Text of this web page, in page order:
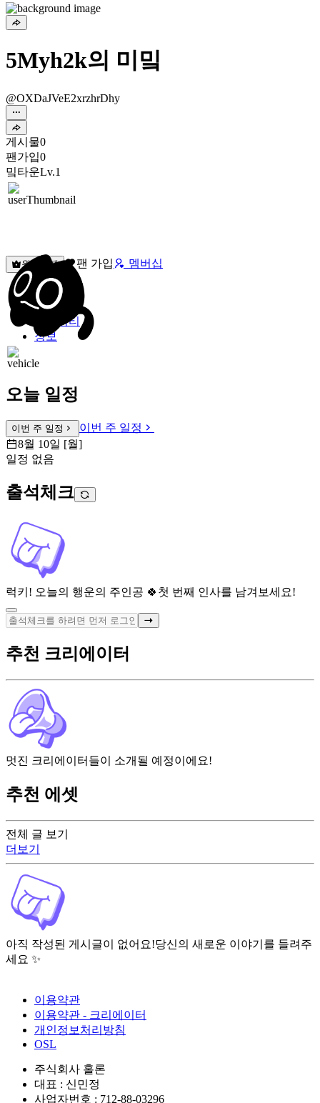
5Myh2k의 미밐
@OXDaJVeE2xrzhrDhy
게시물0
팬가입0
밐타운Lv.1
원픽선택 팬 가입 멤버십
밐타운
피드
커뮤니티
정보
오늘 일정
이번 주 일정
이번 주 일정
8월 10일 [월]
일정 없음
출석체크
럭키! 오늘의 행운의 주인공 🍀 첫 번째 인사를 남겨보세요!
전체 글 보기
더보기
아직 작성된 게시글이 없어요!당신의 새로운 이야기를 들려주
세요 ✨
추천 크리에이터
멋진 크리에이터들이 소개될 예정이에요!
추천 에셋
이용약관
이용약관 - 크리에이터
개인정보처리방침
OSL
주식회사 홀론
대표 : 신민정
사업자번호 : 712-88-03296